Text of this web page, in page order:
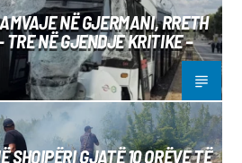
NË GJERMANI, RRETH
NË GJENDJE KRITIKE –
SHQIPËRI GJATË 10 ORËVE TË